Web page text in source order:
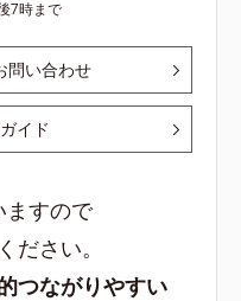
7時まで
問い合わせ
イド
ますので
ださい。
つながりやすい